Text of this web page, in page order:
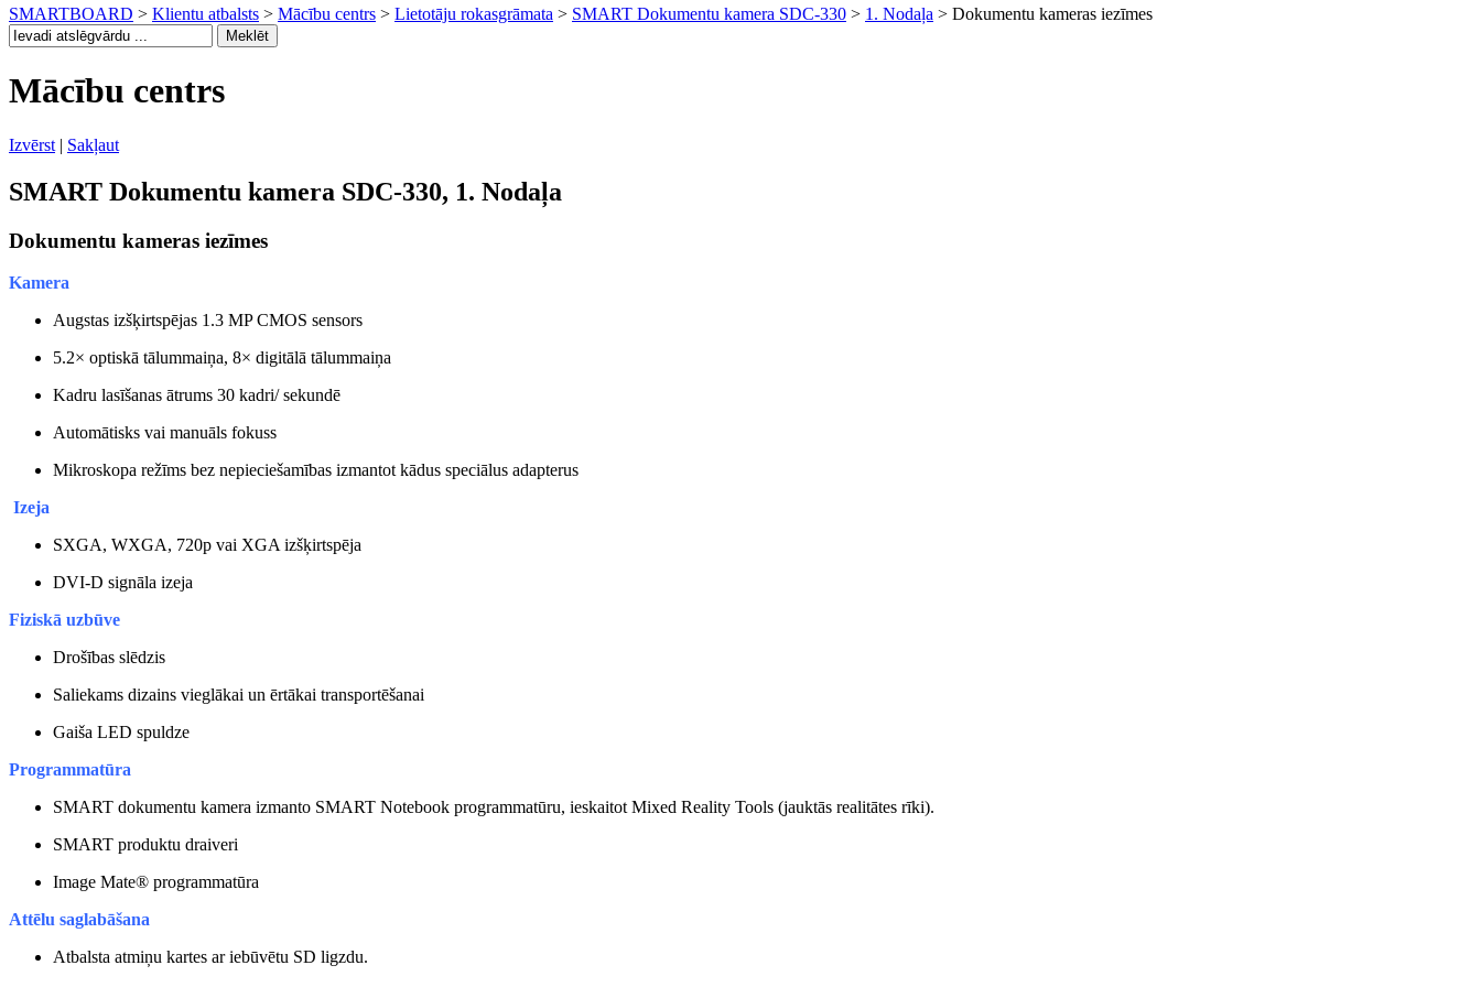
SMARTBOARD > Klientu atbalsts > Mācību centrs > Lietotāju rokasgrāmata > SMART Dokumentu kamera SDC-330 > 1. Nodaļa > Dokumentu kameras iezīmes
Mācību centrs
Izvērst | Sakļaut
SMART Dokumentu kamera SDC-330, 1. Nodaļa
Dokumentu kameras iezīmes
Kamera
Augstas izšķirtspējas 1.3 MP CMOS sensors
5.2× optiskā tālummaiņa, 8× digitālā tālummaiņa
Kadru lasīšanas ātrums 30 kadri/ sekundē
Automātisks vai manuāls fokuss
Mikroskopa režīms bez nepieciešamības izmantot kādus speciālus adapterus
Izeja
SXGA, WXGA, 720p vai XGA izšķirtspēja
DVI-D signāla izeja
Fiziskā uzbūve
Drošības slēdzis
Saliekams dizains vieglākai un ērtākai transportēšanai
Gaiša LED spuldze
Programmatūra
SMART dokumentu kamera izmanto SMART Notebook programmatūru, ieskaitot Mixed Reality Tools (jauktās realitātes rīki).
SMART produktu draiveri
Image Mate® programmatūra
Attēlu saglabāšana
Atbalsta atmiņu kartes ar iebūvētu SD ligzdu.